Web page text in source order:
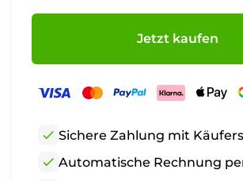
Jetzt kaufen
check Sichere Zahlung mit
check Automatische Rechnung